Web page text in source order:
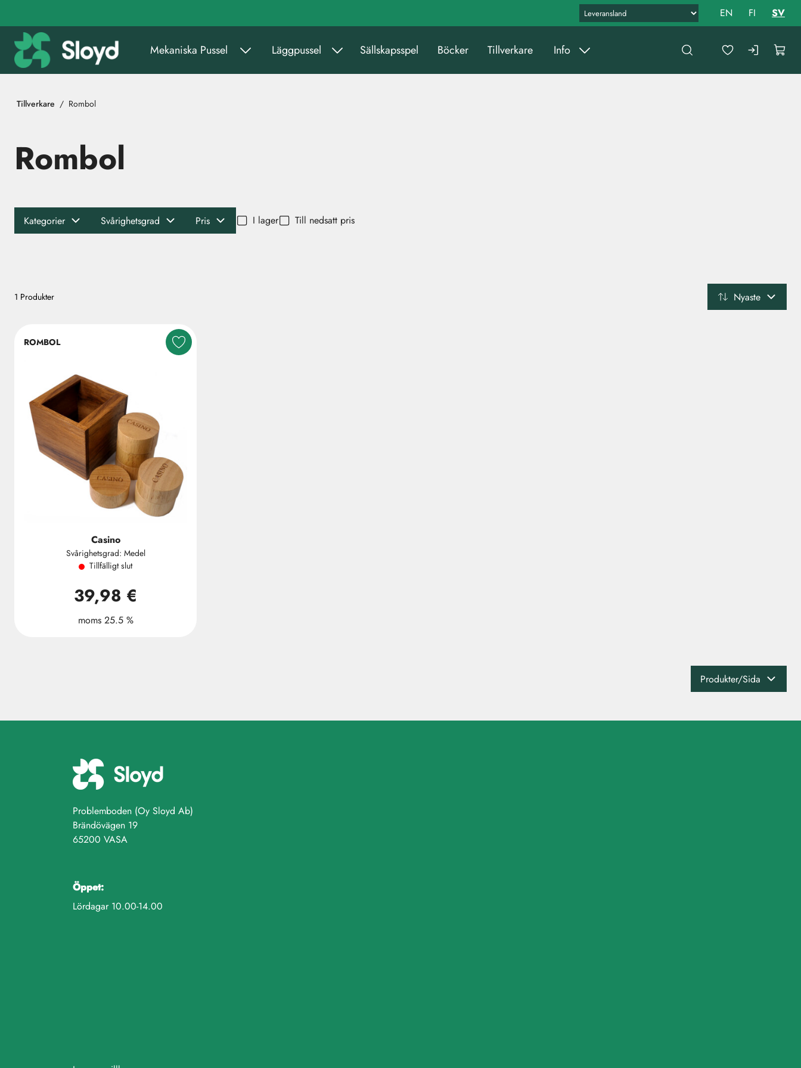
Mekaniska Pussel Läggpussel Sällskapsspel Böcker Tillverkare Info
EN FI SV
Tillverkare Rombol
Rombol
Kategorier Svårighetsgrad Pris I lager Till nedsatt pris
Nyaste
1 Produkter
ROMBOL
Casino
Svårighetsgrad: Medel
Tillfälligt slut
39,98 €
moms 25.5 %
Produkter/Sida
Problemboden (Oy Sloyd Ab)
Brändövägen 19
65200 VASA
Öppet:
Lördagar 10.00-14.00